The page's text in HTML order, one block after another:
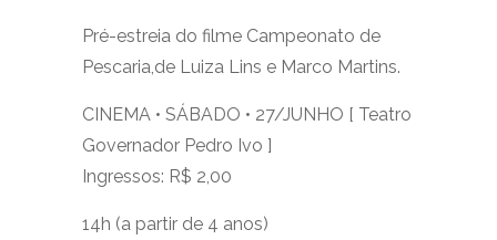
Pré-estreia do filme Campeonato de
Pescaria,de Luiza Lins e Marco Martins.
CINEMA • SÁBADO • 27/JUNHO [ Teatro
Governador Pedro Ivo ]
Ingressos: R$ 2,00
14h (a partir de 4 anos)